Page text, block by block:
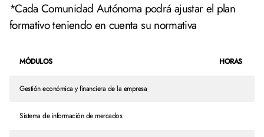
*Cada Comunidad Autónoma podrá ajustar el plan
formativo teniendo en cuenta su normativa
MÓDULOS HORAS
Gestión económica y financiera de la empresa
Sistema de información de mercados